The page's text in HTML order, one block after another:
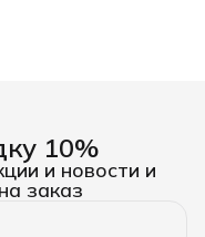
10%
и новости и
заказ